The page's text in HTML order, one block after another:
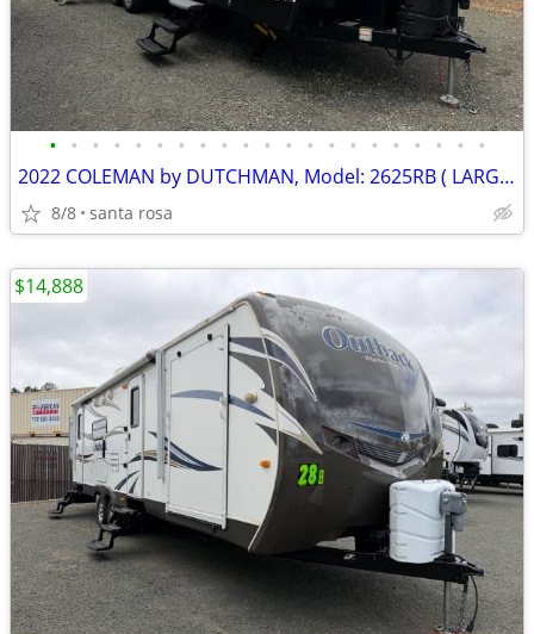
• • • • • • • • • • • • • • • • • • • • •
2022 COLEMAN by DUTCHMAN, Model: 2625RB ( LARGE REAR BATHROOM)
8/8 santa rosa
$14,888